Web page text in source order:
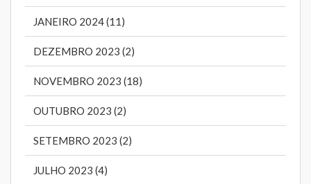
JANEIRO 2024 (11)
DEZEMBRO 2023 (2)
NOVEMBRO 2023 (18)
OUTUBRO 2023 (2)
SETEMBRO 2023 (2)
JULHO 2023 (4)